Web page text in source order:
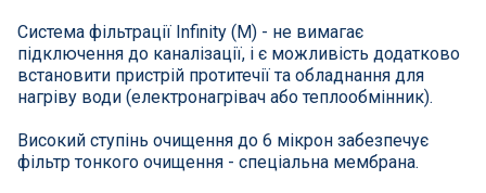
Корисні дрібнички
Розпродаж
Система фільтрації Infinity (M) - не вимагає
підключення до каналізації, і є можливість додатково
встановити пристрій протитечії та обладнання для
нагріву води (електронагрівач або теплообмінник).
Високий ступінь очищення до 6 мікрон забезпечує
фільтр тонкого очищення - спеціальна мембрана.